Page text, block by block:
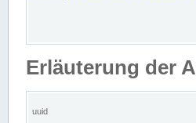
Erläuterung der
uuid